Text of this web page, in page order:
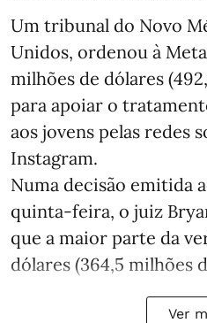
Um tribunal do Novo
Unidos, ordenou à
milhões de dólares
para apoiar o
aos jovens pelas redes
Instagram.
Numa decisão emitida
quinta-feira, o juiz
que a maior parte da
dólares (364,5 milhões
Ver